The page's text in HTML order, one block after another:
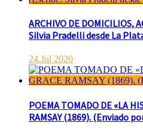
ARCHIVO DE DOMICILIOS,
Silvia Pradelli desde La
24.Jul 2020
POEMA TOMADO DE «LA
RAMSAY (1869). (Enviado